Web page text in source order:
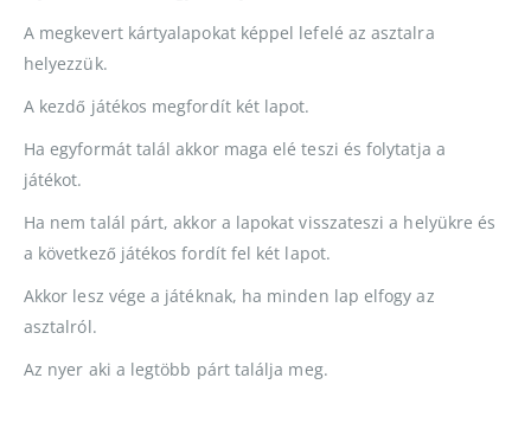
A megkevert kártyalapokat képpel lefelé az asztalra
helyezzük.
A kezdő játékos megfordít két lapot.
Ha egyformát talál akkor maga elé teszi és folytatja a
játékot.
Ha nem talál párt, akkor a lapokat visszateszi a helyükre és
a következő játékos fordít fel két lapot.
Akkor lesz vége a játéknak, ha minden lap elfogy az
asztalról.
Az nyer aki a legtöbb párt találja meg.